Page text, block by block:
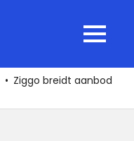
MENU
Ziggo breidt aanbod